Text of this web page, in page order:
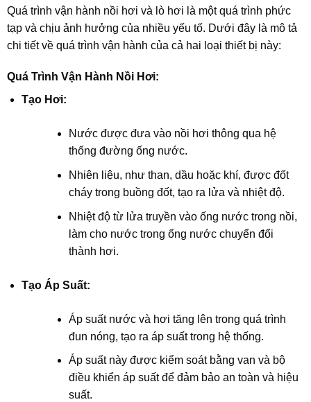
Quá trình vận hành nồi hơi và lò hơi là một quá trình phức
tạp và chịu ảnh hưởng của nhiều yếu tố. Dưới đây là mô tả
chi tiết về quá trình vận hành của cả hai loại thiết bị này:
Quá Trình Vận Hành Nồi Hơi:
Tạo Hơi:
Nước được đưa vào nồi hơi thông qua hệ
thống đường ống nước.
Nhiên liệu, như than, dầu hoặc khí, được đốt
cháy trong buồng đốt, tạo ra lửa và nhiệt độ.
Nhiệt độ từ lửa truyền vào ống nước trong nồi,
làm cho nước trong ống nước chuyển đổi
thành hơi.
Tạo Áp Suất:
Áp suất nước và hơi tăng lên trong quá trình
đun nóng, tạo ra áp suất trong hệ thống.
Áp suất này được kiểm soát bằng van và bộ
điều khiển áp suất để đảm bảo an toàn và hiệu
suất.